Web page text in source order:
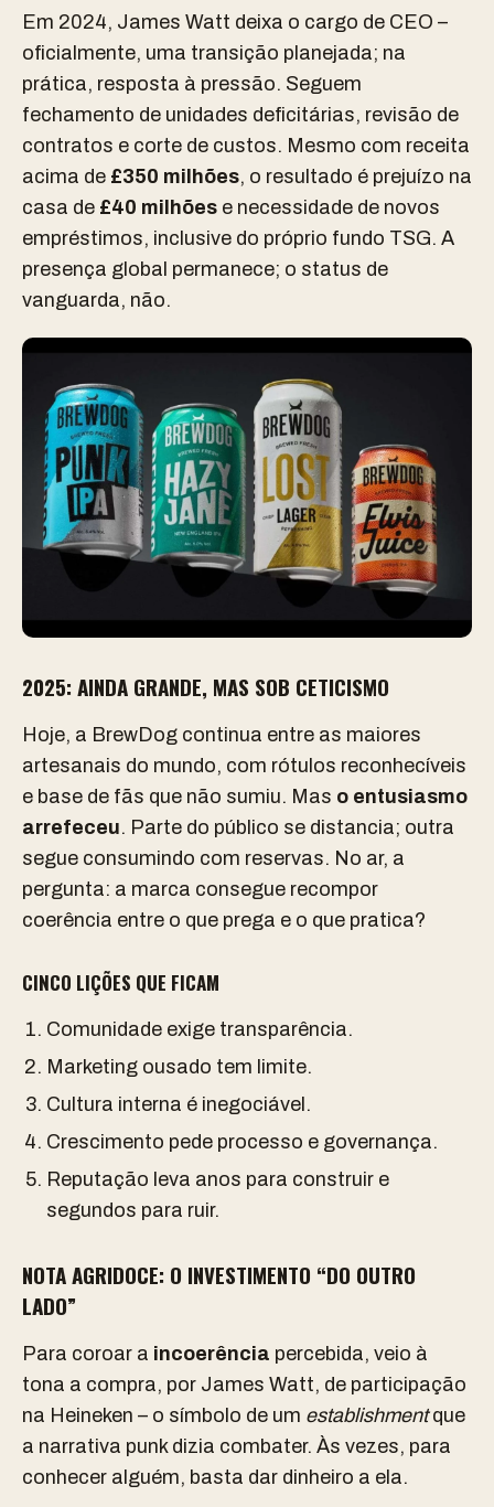
Em 2024, James Watt deixa o cargo de CEO –
oficialmente, uma transição planejada; na
prática, resposta à pressão. Seguem
fechamento de unidades deficitárias, revisão de
contratos e corte de custos. Mesmo com receita
acima de £350 milhões, o resultado é prejuízo na
casa de £40 milhões e necessidade de novos
empréstimos, inclusive do próprio fundo TSG. A
presença global permanece; o status de
vanguarda, não.
2025: AINDA GRANDE, MAS SOB CETICISMO
Hoje, a BrewDog continua entre as maiores
artesanais do mundo, com rótulos reconhecíveis
e base de fãs que não sumiu. Mas o entusiasmo
arrefeceu. Parte do público se distancia; outra
segue consumindo com reservas. No ar, a
pergunta: a marca consegue recompor
coerência entre o que prega e o que pratica?
CINCO LIÇÕES QUE FICAM
Comunidade exige transparência.
Marketing ousado tem limite.
Cultura interna é inegociável.
Crescimento pede processo e governança.
Reputação leva anos para construir e
segundos para ruir.
NOTA AGRIDOCE: O INVESTIMENTO “DO OUTRO
LADO”
Para coroar a incoerência percebida, veio à
tona a compra, por James Watt, de participação
na Heineken – o símbolo de um establishmentque
a narrativa punk dizia combater. Às vezes, para
conhecer alguém, basta dar dinheiro a ela.